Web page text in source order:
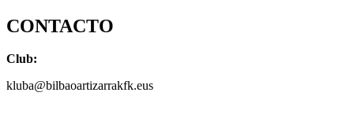
CONTACTO
Club:
kluba@bilbaoartizarrakfk.eus